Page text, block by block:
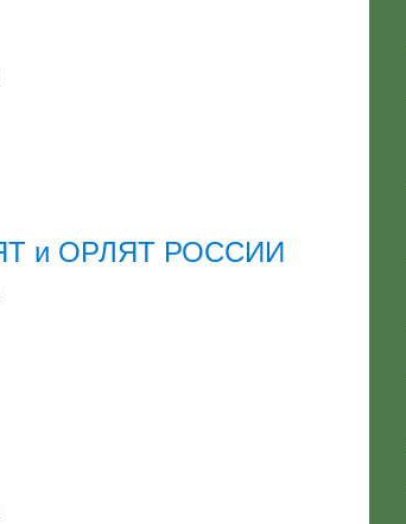
и ОРЛЯТ РОССИИ